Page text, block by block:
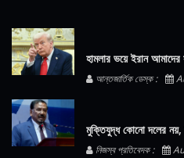
হামলার ভয়ে ইরান
আন্তজার্তিক ডেস্ক :
মুক্তিযুদ্ধ কোনো দলের নয়,
নিজস্ব প্রতিবেদক :